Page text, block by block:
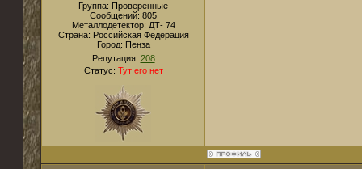
Группа: Проверенные
Сообщений: 805
Металлодетектор: ДТ- 74
Страна: Российская Федерация
Город: Пенза
Репутация: 208
Статус: Тут его нет